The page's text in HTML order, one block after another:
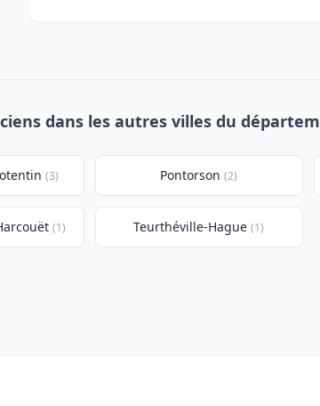
dans les autres villes du
(3) Pontorson (2)
(1) Teurthéville-Hague (1)